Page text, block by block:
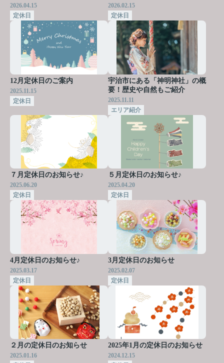
2026.04.15
定休日
2026.02.15
定休日
12月定休日のご案内
2025.11.15
定休日
宇治市にある「神明神社」の概
要！歴史や自然もご紹介
2025.11.11
エリア紹介
７月定休日のお知らせ♪
2025.06.20
定休日
５月定休日のお知らせ♪
2025.04.20
定休日
4月定休日のお知らせ♪
2025.03.17
定休日
3月定休日のお知らせ
2025.02.07
定休日
２月の定休日のお知らせ
2025.01.16
2025年1月の定休日のお知らせ
2024.12.15